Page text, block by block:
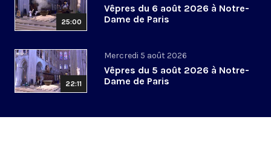
25:00
Vêpres du 6 août 2026 à Notre-
Dame de Paris
22:11
Mercredi 5 août 2026
Vêpres du 5 août 2026 à Notre-
Dame de Paris